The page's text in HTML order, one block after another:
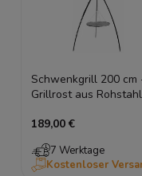
Schwenkgrill 200 cm
Grillrost aus Rohstahl
189,00 €
7 Werktage
Kostenloser